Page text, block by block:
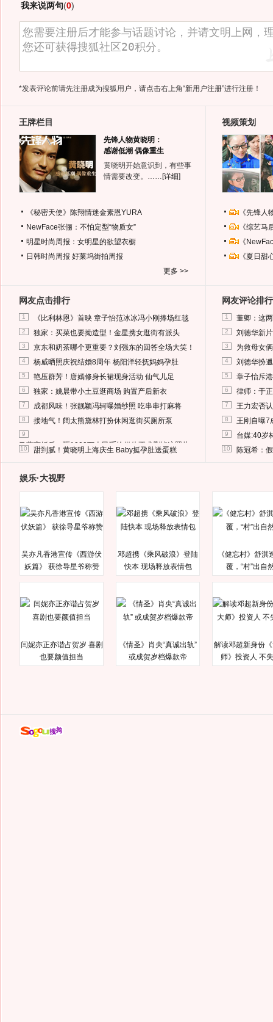
我来说两句(0)
*发表评论前请先注册成为搜狐用户，请点击右上角“新用户注册”进行注册！
王牌栏目
先锋人物黄晓明：
感谢低潮 偶像重生
黄晓明开始意识到，有些事
情需要改变。…… [详细]
《秘密天使》陈翔情迷金素恩YURA
NewFace张俪：不怕定型“物质女”
明星时尚周报：女明星的欲望衣橱
日韩时尚周报 好莱坞街拍周报
更多 >>
视频策划
《先锋
《综艺
《
《夏日
网友点击排行
1 《比利林恩》首映 章子怡范冰冰冯小刚捧场红毯
2 独家：买菜也要拗造型！金星携女逛街有派头
3 京东和奶茶哪个更重要？刘强东的回答全场大笑！
4 杨威晒照庆祝结婚8周年 杨阳洋轻抚妈妈孕肚
5 艳压群芳！唐嫣修身长裙现身活动 仙气儿足
6 独家：姚晨带小土豆逛商场 购置产后新衣
7 成都风味！张靓颖冯轲曝婚纱照 吃串串打麻将
8 接地气！阔太熊黛林打扮休闲逛街买厕所泵
9
马蓉离婚后，砸1000万人民币给媒体要求删掉这照片
10 甜到腻！黄晓明上海庆生 Baby挺孕肚送蛋糕
网友评论排行
1 董卿：这
2 刘德华新
3 为救母女
4 刘德华扮
5 章子怡斥
6 律师：于
7 王力宏否
8 王刚自曝7
9 台媒:40岁
10 陈冠希：
娱乐·大视野
吴亦凡香港宣传《西游伏
妖篇》 获徐导星爷称赞
邓超携《乘风破浪》登陆
快本 现场释放表情包
《健忘村》舒淇
覆，“村”出自
闫妮亦正亦谐占贺岁 喜剧
也要颜值担当
《情圣》肖央“真诚出轨”
或成贺岁档爆款帝
解读邓超新身份
师》投资人 不